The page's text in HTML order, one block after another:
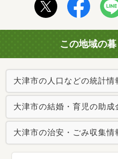
この地域の
大津市の人口などの統計情
大津市の結婚・育児の助成
大津市の治安・ごみ収集情